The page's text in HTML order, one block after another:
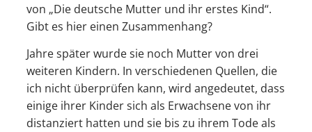
von „Die deutsche Mutter und ihr erstes Kind“.
Gibt es hier einen Zusammenhang?
Jahre später wurde sie noch Mutter von drei
weiteren Kindern. In verschiedenen Quellen, die
ich nicht überprüfen kann, wird angedeutet, dass
einige ihrer Kinder sich als Erwachsene von ihr
distanziert hatten und sie bis zu ihrem Tode als